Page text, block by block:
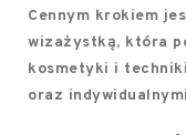
Cennym krokiem
wizażystką, która
kosmetyki i
oraz